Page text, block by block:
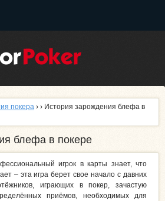
покера › › История зарождения блефа в
блефа в покере
игрок в карты знает, что
– эта игра берет свое начало с давних
играющих в покер, зачастую
приёмов, необходимых для